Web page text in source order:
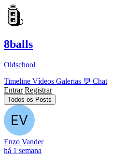
8balls
Oldschool
Timeline Vídeos Galerias 💬 Chat
Entrar Registrar
Todos os Posts
Enzo Vander
há 1 semana